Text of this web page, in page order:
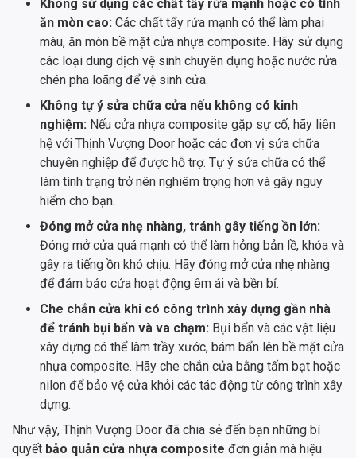
Không sử dụng các chất tẩy rửa mạnh hoặc có tính
ăn mòn cao: Các chất tẩy rửa mạnh có thể làm phai
màu, ăn mòn bề mặt cửa nhựa composite. Hãy sử dụng
các loại dung dịch vệ sinh chuyên dụng hoặc nước rửa
chén pha loãng để vệ sinh cửa.
Không tự ý sửa chữa cửa nếu không có kinh
nghiệm: Nếu cửa nhựa composite gặp sự cố, hãy liên
hệ với Thịnh Vượng Door hoặc các đơn vị sửa chữa
chuyên nghiệp để được hỗ trợ. Tự ý sửa chữa có thể
làm tình trạng trở nên nghiêm trọng hơn và gây nguy
hiểm cho bạn.
Đóng mở cửa nhẹ nhàng, tránh gây tiếng ồn lớn:
Đóng mở cửa quá mạnh có thể làm hỏng bản lề, khóa và
gây ra tiếng ồn khó chịu. Hãy đóng mở cửa nhẹ nhàng
để đảm bảo cửa hoạt động êm ái và bền bỉ.
Che chắn cửa khi có công trình xây dựng gần nhà
để tránh bụi bẩn và va chạm: Bụi bẩn và các vật liệu
xây dựng có thể làm trầy xước, bám bẩn lên bề mặt cửa
nhựa composite. Hãy che chắn cửa bằng tấm bạt hoặc
nilon để bảo vệ cửa khỏi các tác động từ công trình xây
dựng.
Như vậy, Thịnh Vượng Door đã chia sẻ đến bạn những bí
quyết bảo quản cửa nhựa composite đơn giản mà hiệu